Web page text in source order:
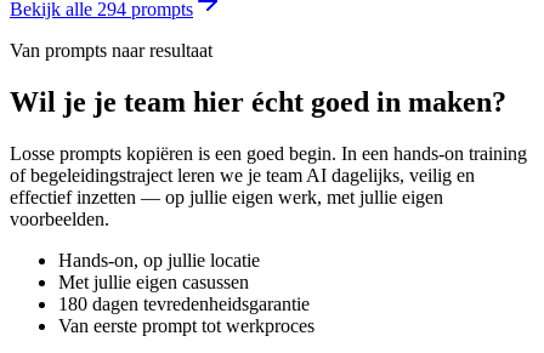
Bekijk alle 294 prompts
Van prompts naar resultaat
Wil je je team hier écht goed in maken?
Losse prompts kopiëren is een goed begin. In een hands-on training
of begeleidingstraject leren we je team AI dagelijks, veilig en
effectief inzetten — op jullie eigen werk, met jullie eigen
voorbeelden.
Hands-on, op jullie locatie
Met jullie eigen casussen
180 dagen tevredenheidsgarantie
Van eerste prompt tot werkproces